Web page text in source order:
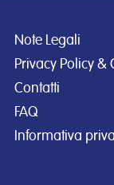
Note Legali
Privacy Policy &
Contatti
FAQ
Informativa